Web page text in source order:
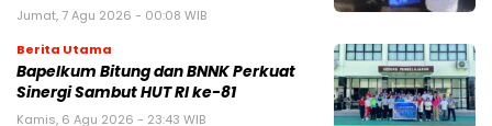
Jumat, 7 Agu 2026 - 00:08 WIB
Berita Utama
Bapelkum Bitung dan BNNK Perkuat
Sinergi Sambut HUT RI ke-81
Kamis, 6 Agu 2026 - 23:43 WIB